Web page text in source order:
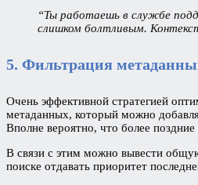
“Ты работаешь в службе
слишком болтливым.
5. Фильтрация
Очень эффективной стратегией
метаданных, который можно
Вполне вероятно, что более
В связи с этим можно вывести
поиске отдавать приоритет